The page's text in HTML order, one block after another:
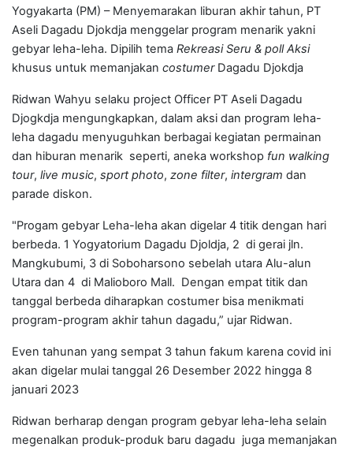
Yogyakarta (PM) – Menyemarakan liburan akhir tahun, PT
Aseli Dagadu Djokdja menggelar program menarik yakni
gebyar leha-leha. Dipilih tema Rekreasi Seru & poll Aksi
khusus untuk memanjakan costumerDagadu Djokdja
Ridwan Wahyu selaku project Officer PT Aseli Dagadu
Djogkdja mengungkapkan, dalam aksi dan program leha-
leha dagadu menyuguhkan berbagai kegiatan permainan
dan hiburan menarik seperti, aneka workshop fun walking
tour, live music, sport photo, zone filter, intergram dan
parade diskon.
"Progam gebyar Leha-leha akan digelar 4 titik dengan hari
berbeda. 1 Yogyatorium Dagadu Djoldja, 2 di gerai jln.
Mangkubumi, 3 di Soboharsono sebelah utara Alu-alun
Utara dan 4 di Malioboro Mall. Dengan empat titik dan
tanggal berbeda diharapkan costumer bisa menikmati
program-program akhir tahun dagadu,” ujar Ridwan.
Even tahunan yang sempat 3 tahun fakum karena covid ini
akan digelar mulai tanggal 26 Desember 2022 hingga 8
januari 2023
Ridwan berharap dengan program gebyar leha-leha selain
megenalkan produk-produk baru dagadu juga memanjakan